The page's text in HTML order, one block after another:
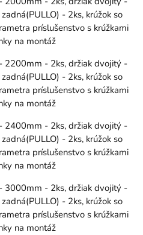
- 2ks, krúžok so
príslušenstvo s krúžkami
na montáž
2200mm - 2ks, držiak dvojitý -
- 2ks, krúžok so
príslušenstvo s krúžkami
na montáž
2400mm - 2ks, držiak dvojitý -
- 2ks, krúžok so
príslušenstvo s krúžkami
na montáž
3000mm - 2ks, držiak dvojitý -
- 2ks, krúžok so
príslušenstvo s krúžkami
na montáž